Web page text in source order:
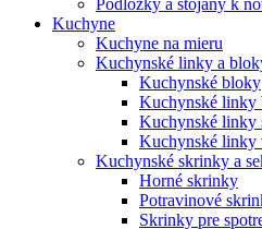
Kuchyne
Kuchyne na mieru
Kuchynské linky a
Kuchynské bloky
Kuchynské linky
Kuchynské linky
Kuchynské linky
Kuchynské skrinky a
Horné skrinky
Potravinové
Skrinky pre